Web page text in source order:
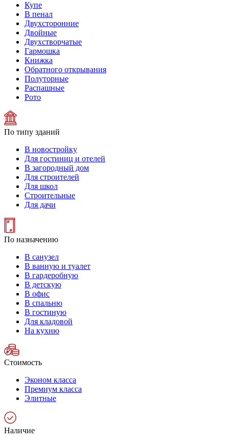
Купе
В пенал
Двухсторонние
Двойные
Двухстворчатые
Гармошка
Книжка
Обратного открывания
Полуторные
Распашные
Рото
По типу зданий
В новостройку
Для гостиниц и отелей
В загородный дом
Для строителей
Для школ
Строительные
Для дачи
По назначению
В санузел
В ванную и туалет
В гардеробную
В детскую
В офис
В спальню
В гостиную
Для кладовой
На кухню
Стоимость
Эконом класса
Премиум класса
Элитные
Наличие